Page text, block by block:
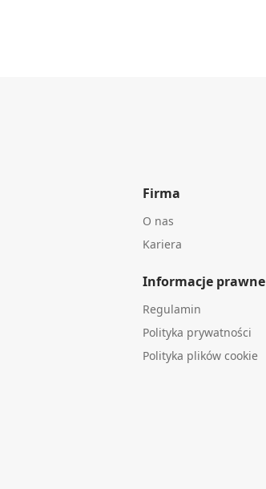
Firma
O nas
Kariera
Informacje prawne
Regulamin
Polityka prywatności
Polityka plików cookie